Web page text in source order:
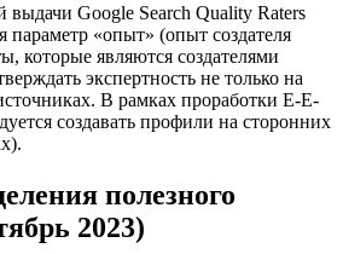
Google Search Quality Raters
«опыт» (опыт создателя
которые являются создателями
экспертность не только на
В рамках проработки E-E-
создавать профили на сторонних
полезного
2023)